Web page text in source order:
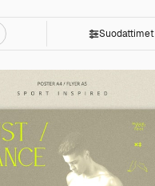
Suodattimet